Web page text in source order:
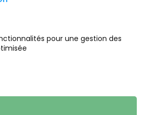
pour une gestion des